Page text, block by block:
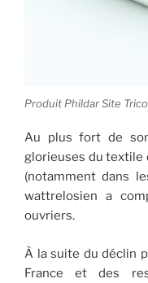
Produit Phildar Site
Au plus fort de
glorieuses du textile
(notamment dans
wattrelosien a
ouvriers.
À la suite du déclin
France et des